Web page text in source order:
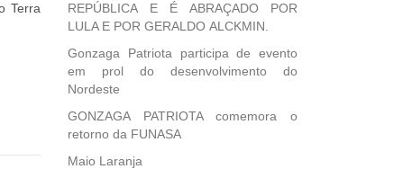
Terra
REPÚBLICA E É ABRAÇADO POR
LULA E POR GERALDO ALCKMIN.
Gonzaga Patriota participa de evento
em prol do desenvolvimento do
Nordeste
GONZAGA PATRIOTA comemora o
retorno da FUNASA
Maio Laranja